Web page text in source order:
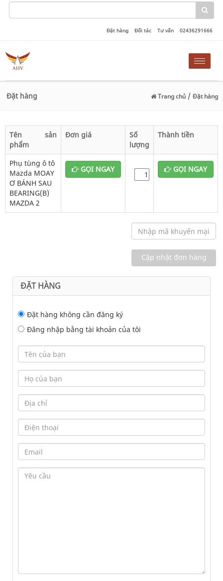
Đặt hàng Đối tác Tư vấn 02436291666
Toggle
Đặt hàng Trang chủ / Đặt hàng
Tên sản
phẩm
Đơn giá
Số
lượng
Thành tiền
Phụ tùng ô tô
Mazda MOAY
Ơ BÁNH SAU
BEARING(B)
MAZDA 2
GỌI NGAY GỌI NGAY
ĐẶT HÀNG
Đặt hàng không cần đăng ký
Đăng nhập bằng tài khoản của tôi